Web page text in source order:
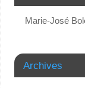
Marie-José
Archives